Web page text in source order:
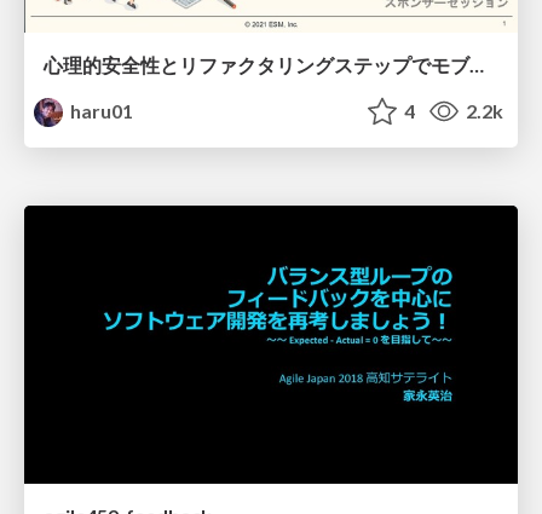
心理的安全性とリファクタリングステップでモブプログラミングはめっちゃ輝く
haru01
4 2.2k